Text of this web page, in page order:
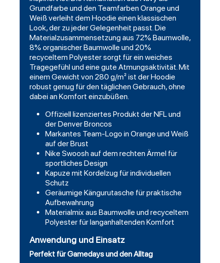
Grundfarbe und den Teamfarben Orange und
Weiß verleiht dem Hoodie einen klassischen
Look, der zu jeder Gelegenheit passt. Die
Materialzusammensetzung aus 72% Baumwolle,
8% organischer Baumwolle und 20%
recyceltem Polyester sorgt für ein weiches
Tragegefühl und eine gute Atmungsaktivität. Mit
einem Gewicht von 280 g/m² ist der Hoodie
robust genug für den täglichen Gebrauch, ohne
dabei an Komfort einzubüßen.
Offiziell lizenziertes Produkt der NFL und
der Denver Broncos
Markantes Team-Logo in Orange und Weiß
auf der Brust
Nike Swoosh auf dem rechten Ärmel für
sportliches Design
Kapuze mit Kordelzug für individuellen
Schutz
Geräumige Kängurutasche für praktische
Aufbewahrung
Materialmix aus Baumwolle und recyceltem
Polyester für langanhaltenden Komfort
Anwendung und Einsatz
Perfekt für Gamedays und den Alltag